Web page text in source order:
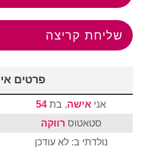
שליחת קריצה
פרטים
אני אישה, בת 54
סטאטוס רווקה
נולדתי ב: לא עודכן